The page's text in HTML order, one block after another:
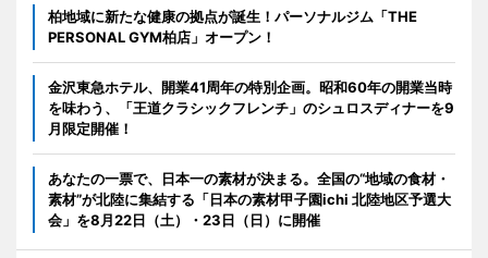
柏地域に新たな健康の拠点が誕生！パーソナルジム「THE
PERSONAL GYM柏店」オープン！
金沢東急ホテル、開業41周年の特別企画。昭和60年の開業当時
を味わう、「王道クラシックフレンチ」のシュロスディナーを9
月限定開催！
あなたの一票で、日本一の素材が決まる。全国の“地域の食材・
素材”が北陸に集結する「日本の素材甲子園ichi 北陸地区予選大
会」を8月22日（土）・23日（日）に開催